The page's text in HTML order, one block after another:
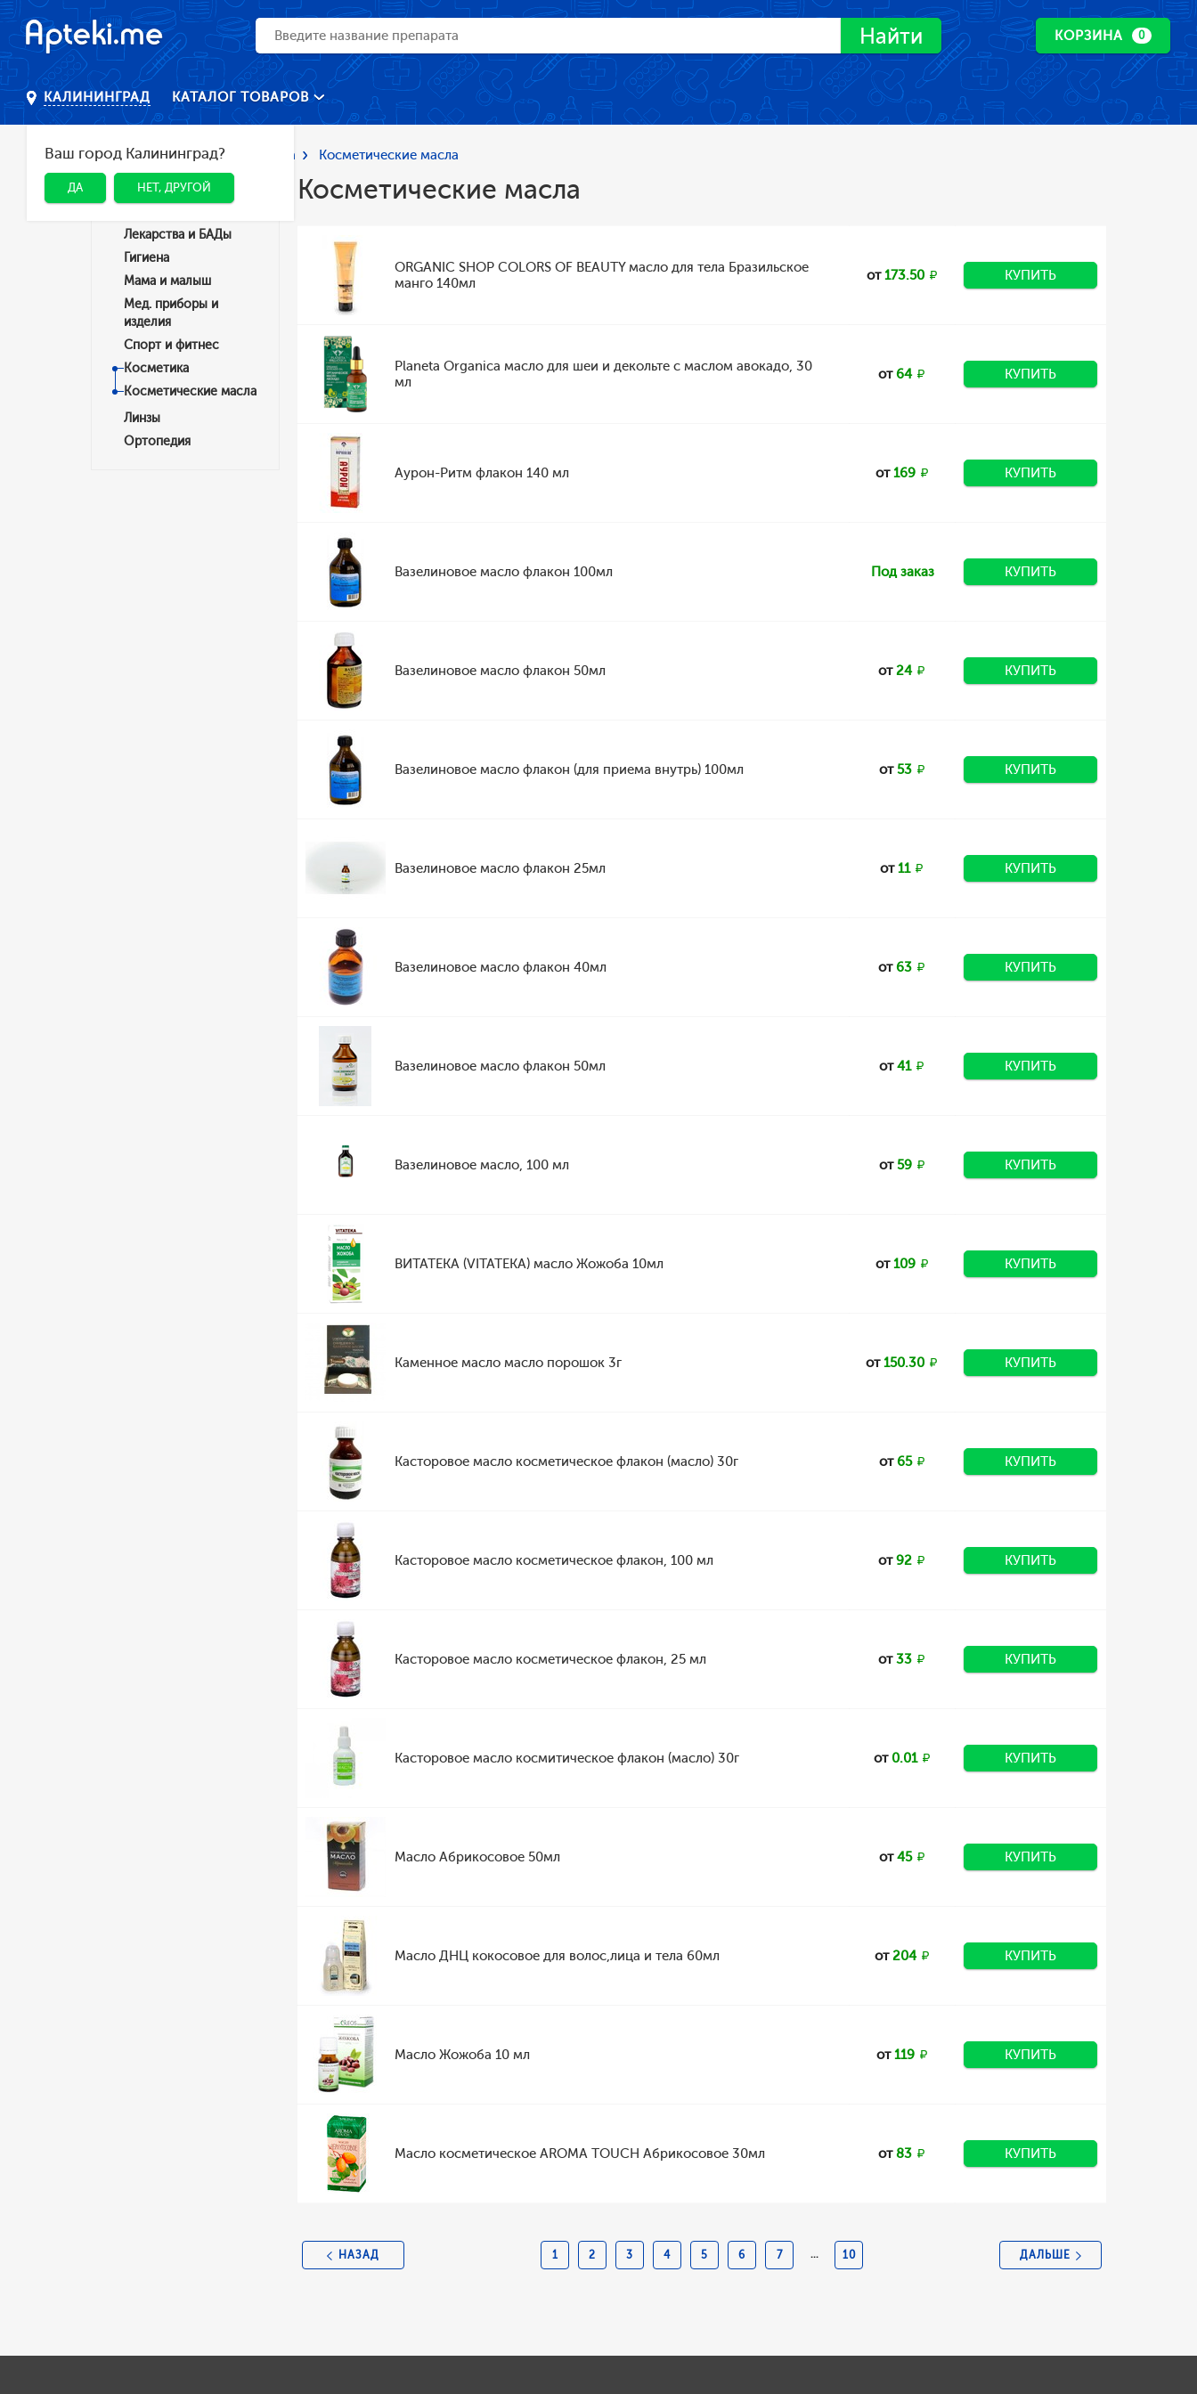
Найти КОРЗИНА 0
КАЛИНИНГРАД
Ваш город Калининград?
ДА НЕТ, ДРУГОЙ
КАТАЛОГ ТОВАРОВ
Главная Каталог Косметика Косметические масла
Категории
Лекарства и БАДы
Гигиена
Мама и малыш
Мед. приборы и
изделия
Спорт и фитнес
Косметика
Косметические масла
Линзы
Ортопедия
Косметические масла
ORGANIC SHOP COLORS OF BEAUTY масло для тела Бразильское
манго 140мл
от173.50 КУПИТЬ
Planeta Organica масло для шеи и декольте с маслом авокадо, 30
мл
от64 КУПИТЬ
Аурон-Ритм флакон 140 мл от169 КУПИТЬ
Вазелиновое масло флакон 100мл Под заказ КУПИТЬ
Вазелиновое масло флакон 50мл от24 КУПИТЬ
Вазелиновое масло флакон (для приема внутрь) 100мл от53 КУПИТЬ
Вазелиновое масло флакон 25мл от11 КУПИТЬ
Вазелиновое масло флакон 40мл от63 КУПИТЬ
Вазелиновое масло флакон 50мл от41 КУПИТЬ
Вазелиновое масло, 100 мл от59 КУПИТЬ
ВИТАТЕКА (VITATEKA) масло Жожоба 10мл от109 КУПИТЬ
Каменное масло масло порошок 3г от150.30 КУПИТЬ
Касторовое масло косметическое флакон (масло) 30г от65 КУПИТЬ
Касторовое масло косметическое флакон, 100 мл от92 КУПИТЬ
Касторовое масло косметическое флакон, 25 мл от33 КУПИТЬ
Касторовое масло космитическое флакон (масло) 30г от 0.01 КУПИТЬ
Масло Абрикосовое 50мл от45 КУПИТЬ
Масло ДНЦ кокосовое для волос,лица и тела 60мл от204 КУПИТЬ
Масло Жожоба 10 мл от119 КУПИТЬ
Масло косметическое AROMA TOUCH Абрикосовое 30мл от83 КУПИТЬ
НАЗАД 1 2 3 4 5 6 7 ... 10 ДАЛЬШЕ